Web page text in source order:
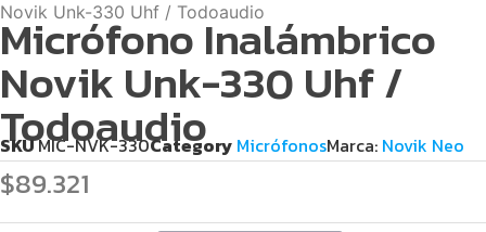
Novik Unk-330 Uhf / Todoaudio
Micrófono Inalámbrico
Novik Unk-330 Uhf /
Todoaudio
SKUMIC-NVK-330Category MicrófonosMarca: Novik Neo
$89.321